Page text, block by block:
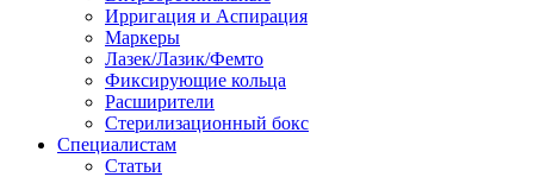
Ирригация и Аспирация
Маркеры
Лазек/Лазик/Фемто
Фиксирующие кольца
Расширители
Стерилизационный бокс
Специалистам
Статьи